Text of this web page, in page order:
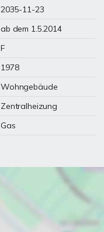
2035-11-23
ab dem 1.5.2014
F
1978
Wohngebäude
Zentralheizung
Gas